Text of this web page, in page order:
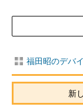
福田昭のデバ
新